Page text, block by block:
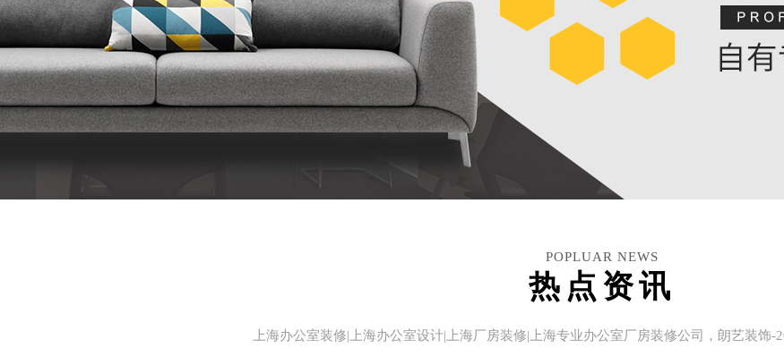
POPLUAR NEWS
热点资讯
上海办公室装修|上海办公室设计|上海厂房装修|上海专业办公室厂房装修公司，朗艺装饰-